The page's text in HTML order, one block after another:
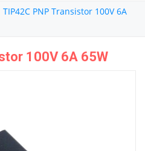
TIP42C PNP Transistor 100V 6A
100V 6A 65W